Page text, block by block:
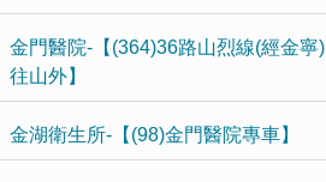
金門醫院-【(364)36路山烈線(經金寧)
往山外】
金湖衛生所-【(98)金門醫院專車】